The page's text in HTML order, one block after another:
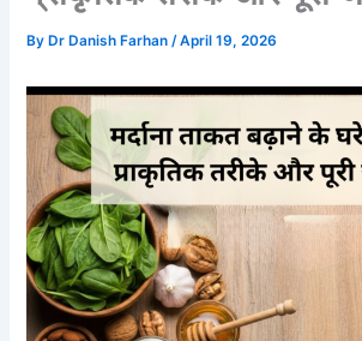
By Dr Danish Farhan/April 19, 2026